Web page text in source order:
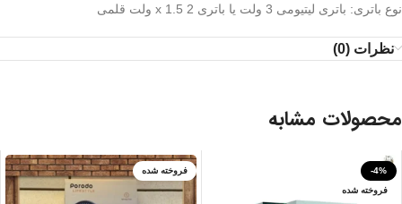
نوع باتری: باتری لیتیومی 3 ولت یا باتری 2 x 1.5 ولت قلمی
نظرات (0)
محصولات مشابه
-4%
فروخته شده
فروخته شده
آبی